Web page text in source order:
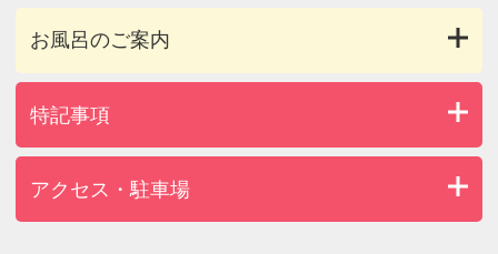
お風呂のご案内
特記事項
アクセス・駐車場